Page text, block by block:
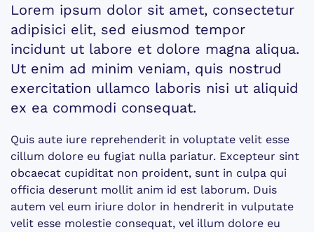
Lorem ipsum dolor sit amet, consectetur
adipisici elit, sed eiusmod tempor
incidunt ut labore et dolore magna aliqua.
Ut enim ad minim veniam, quis nostrud
exercitation ullamco laboris nisi ut aliquid
ex ea commodi consequat.
Quis aute iure reprehenderit in voluptate velit esse
cillum dolore eu fugiat nulla pariatur. Excepteur sint
obcaecat cupiditat non proident, sunt in culpa qui
officia deserunt mollit anim id est laborum. Duis
autem vel eum iriure dolor in hendrerit in vulputate
velit esse molestie consequat, vel illum dolore eu